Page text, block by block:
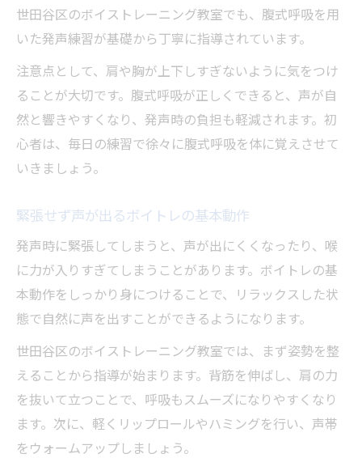
世田谷区のボイストレーニング教室でも、腹式呼吸を用
いた発声練習が基礎から丁寧に指導されています。
注意点として、肩や胸が上下しすぎないように気をつけ
ることが大切です。腹式呼吸が正しくできると、声が自
然と響きやすくなり、発声時の負担も軽減されます。初
心者は、毎日の練習で徐々に腹式呼吸を体に覚えさせて
いきましょう。
緊張せず声が出るボイトレの基本動作
発声時に緊張してしまうと、声が出にくくなったり、喉
に力が入りすぎてしまうことがあります。ボイトレの基
本動作をしっかり身につけることで、リラックスした状
態で自然に声を出すことができるようになります。
世田谷区のボイストレーニング教室では、まず姿勢を整
えることから指導が始まります。背筋を伸ばし、肩の力
を抜いて立つことで、呼吸もスムーズになりやすくなり
ます。次に、軽くリップロールやハミングを行い、声帯
をウォームアップしましょう。